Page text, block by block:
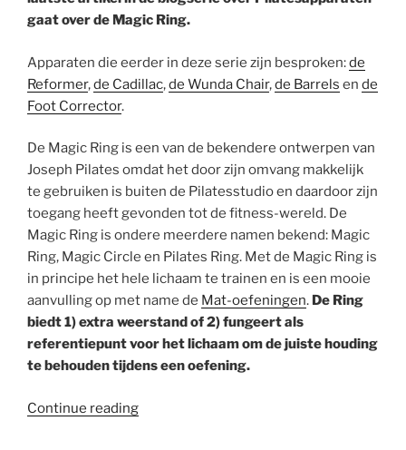
gaat over de Magic Ring.
Apparaten die eerder in deze serie zijn besproken:de
Reformer,de Cadillac,de Wunda Chair,de Barrels en de
Foot Corrector.
De Magic Ring is een van de bekendere ontwerpen van
Joseph Pilates omdat het door zijn omvang makkelijk
te gebruiken is buiten de Pilatesstudio en daardoor zijn
toegang heeft gevonden tot de fitness-wereld. De
Magic Ring is ondere meerdere namen bekend: Magic
Ring, Magic Circle en Pilates Ring. Met de Magic Ring is
in principe het hele lichaam te trainen en is een mooie
aanvulling op met name de Mat-oefeningen. De Ring
biedt 1) extra weerstand of 2) fungeert als
referentiepunt voor het lichaam om de juiste houding
te behouden tijdens een oefening.
Continue reading“Pilatesapparaten: